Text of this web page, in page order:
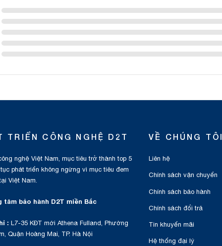
TRIỂN CÔNG NGHỆ D2T
nghệ Việt Nam, mục tiêu trở thành top 5
phát triển không ngừng vì mục tiêu đem
Việt Nam.
tâm bảo hành D2T miền Bắc
: L7-35 KĐT mới Athena Fulland, Phường
Quận Hoàng Mai, TP. Hà Nội
VỀ CHÚNG TÔI
Liên hệ
Chính sách vận chuyển
Chính sách bảo hành
Chính sách đổi trả
Tin khuyến mãi
Hệ thống đại lý